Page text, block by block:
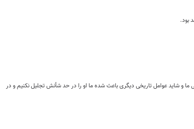
بود.
و شاید عوامل تاریخی دیگری باعث شده ما او را در حد شأنش تجلیل نکنیم و در